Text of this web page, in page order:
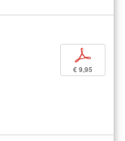
p
€ 9,95